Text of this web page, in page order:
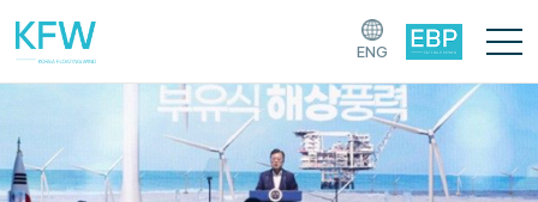
ENG
2021년 5월 – 문재인 대통령의 울산 방문